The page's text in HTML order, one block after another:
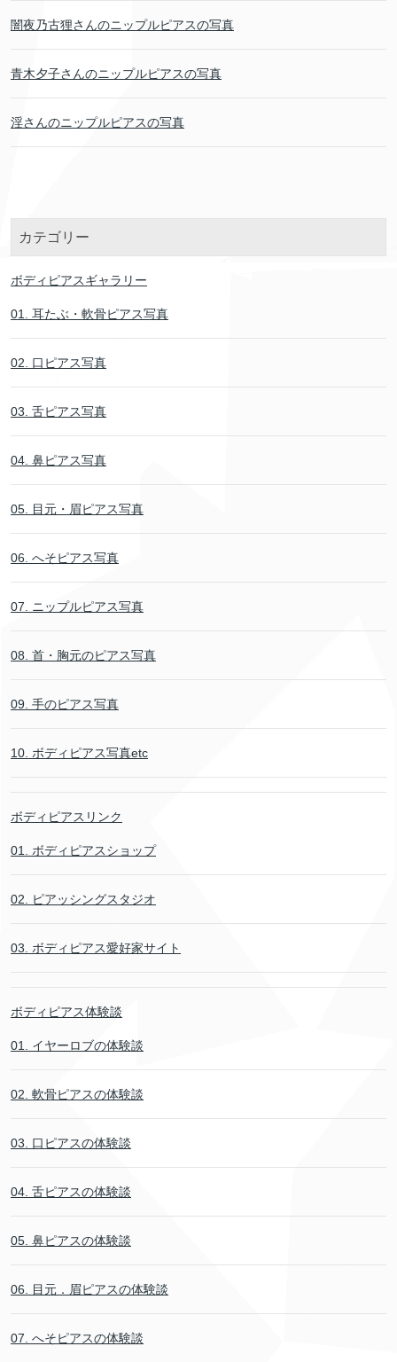
闇夜乃古狸さんのニップルピアスの写真
青木夕子さんのニップルピアスの写真
淫さんのニップルピアスの写真
カテゴリー
ボディピアスギャラリー
01. 耳たぶ・軟骨ピアス写真
02. 口ピアス写真
03. 舌ピアス写真
04. 鼻ピアス写真
05. 目元・眉ピアス写真
06. へそピアス写真
07. ニップルピアス写真
08. 首・胸元のピアス写真
09. 手のピアス写真
10. ボディピアス写真etc
ボディピアスリンク
01. ボディピアスショップ
02. ピアッシングスタジオ
03. ボディピアス愛好家サイト
ボディピアス体験談
01. イヤーロブの体験談
02. 軟骨ピアスの体験談
03. 口ピアスの体験談
04. 舌ピアスの体験談
05. 鼻ピアスの体験談
06. 目元．眉ピアスの体験談
07. へそピアスの体験談